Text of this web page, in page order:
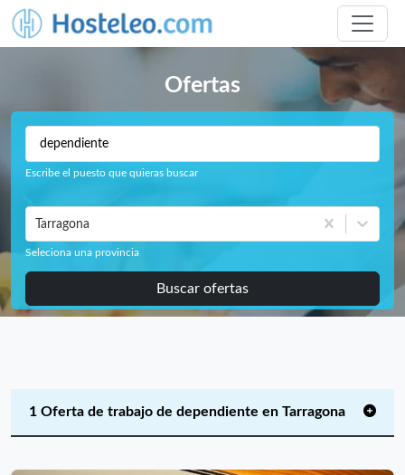
Ofertas
Escribe el puesto que quieras buscar
Tarragona
Seleciona una provincia
Buscar ofertas
1 Oferta de trabajo de dependiente en Tarragona